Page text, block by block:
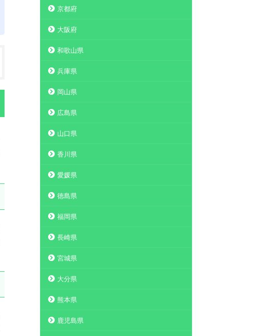
京都府
大阪府
和歌山県
兵庫県
岡山県
広島県
山口県
香川県
愛媛県
徳島県
福岡県
長崎県
宮城県
大分県
熊本県
鹿児島県